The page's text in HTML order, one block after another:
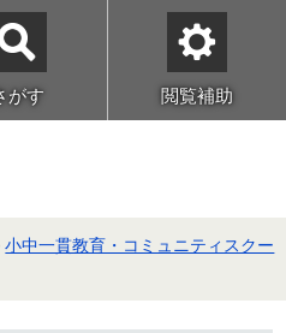
がす 閲覧補助
小中一貫教育・コミュニティスクー